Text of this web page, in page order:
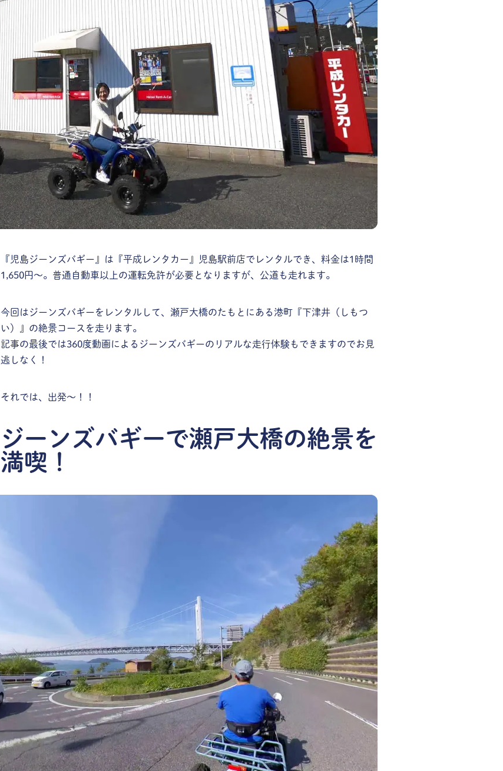
『児島ジーンズバギー』は『平成レンタカー』児島駅前店でレンタルでき、料金は1時間
1,650円～。普通自動車以上の運転免許が必要となりますが、公道も走れます。
今回はジーンズバギーをレンタルして、瀬戸大橋のたもとにある港町『下津井（しもつ
い）』の絶景コースを走ります。
記事の最後では360度動画によるジーンズバギーのリアルな走行体験もできますのでお見
逃しなく！
それでは、出発～！！
ジーンズバギーで瀬戸大橋の絶景を
満喫！